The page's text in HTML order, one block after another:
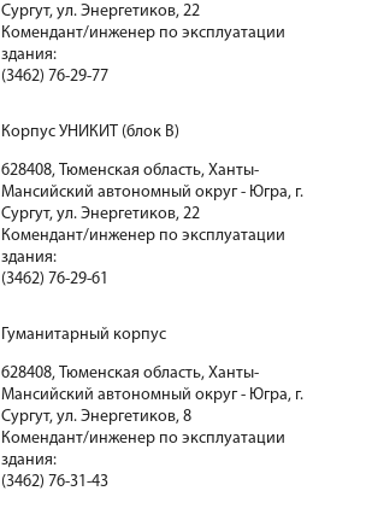
Сургут, ул. Энергетиков, 22
Комендант/инженер по эксплуатации
здания:
(3462) 76-29-77
Корпус УНИКИТ (блок В)
628408, Тюменская область, Ханты-
Мансийский автономный округ - Югра, г.
Сургут, ул. Энергетиков, 22
Комендант/инженер по эксплуатации
здания:
(3462) 76-29-61
Гуманитарный корпус
628408, Тюменская область, Ханты-
Мансийский автономный округ - Югра, г.
Сургут, ул. Энергетиков, 8
Комендант/инженер по эксплуатации
здания:
(3462) 76-31-43